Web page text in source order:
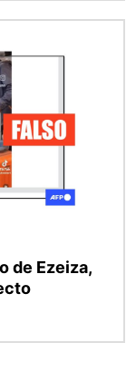
de Ezeiza,